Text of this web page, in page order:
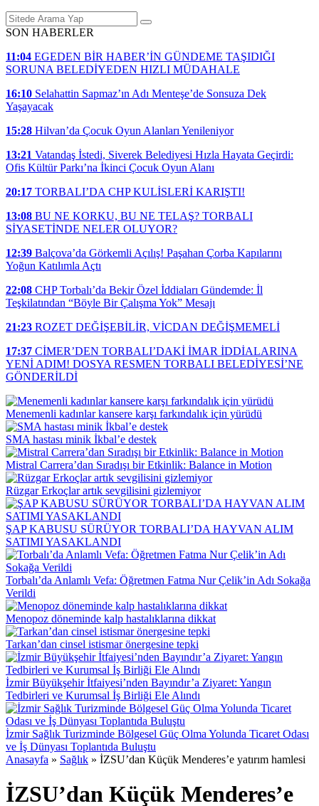
SON HABERLER
11:04 EGEDEN BİR HABER’İN GÜNDEME TAŞIDIĞI
SORUNA BELEDİYEDEN HIZLI MÜDAHALE
16:10 Selahattin Sapmaz’ın Adı Menteşe’de Sonsuza Dek
Yaşayacak
15:28 Hilvan’da Çocuk Oyun Alanları Yenileniyor
13:21 Vatandaş İstedi, Siverek Belediyesi Hızla Hayata Geçirdi:
Ofis Kültür Parkı’na İkinci Çocuk Oyun Alanı
20:17 TORBALI’DA CHP KULİSLERİ KARIŞTI!
13:08 BU NE KORKU, BU NE TELAŞ? TORBALI
SİYASETİNDE NELER OLUYOR?
12:39 Balçova’da Görkemli Açılış! Paşahan Çorba Kapılarını
Yoğun Katılımla Açtı
22:08 CHP Torbalı’da Bekir Özel İddiaları Gündemde: İl
Teşkilatından “Böyle Bir Çalışma Yok” Mesajı
21:23 ROZET DEĞİŞEBİLİR, VİCDAN DEĞİŞMEMELİ
17:37 CİMER’DEN TORBALI’DAKİ İMAR İDDİALARINA
YENİ ADIM! DOSYA RESMEN TORBALI BELEDİYESİ’NE
GÖNDERİLDİ
Menemenli kadınlar kansere karşı farkındalık için yürüdü
SMA hastası minik İkbal’e destek
Mistral Carrera’dan Sıradışı bir Etkinlik: Balance in Motion
Rüzgar Erkoçlar artık sevgilisini gizlemiyor
ŞAP KABUSU SÜRÜYOR TORBALI’DA HAYVAN ALIM
SATIMI YASAKLANDI
Torbalı’da Anlamlı Vefa: Öğretmen Fatma Nur Çelik’in Adı Sokağa
Verildi
Menopoz döneminde kalp hastalıklarına dikkat
Tarkan’dan cinsel istismar önergesine tepki
İzmir Büyükşehir İtfaiyesi’nden Bayındır’a Ziyaret: Yangın
Tedbirleri ve Kurumsal İş Birliği Ele Alındı
İzmir Sağlık Turizminde Bölgesel Güç Olma Yolunda Ticaret Odası
ve İş Dünyası Toplantıda Buluştu
Anasayfa » Sağlık » İZSU’dan Küçük Menderes’e yatırım hamlesi
İZSU’dan Küçük Menderes’e